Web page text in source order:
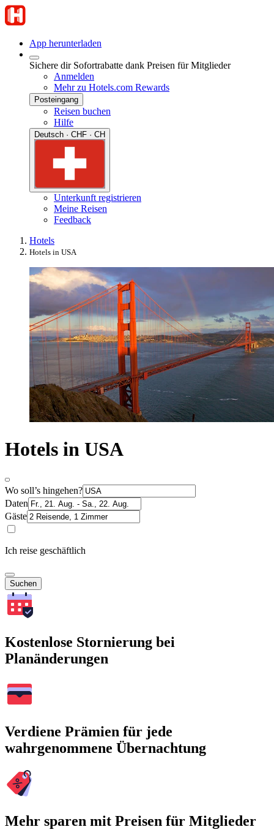
App herunterladen
Sichere dir Sofortrabatte dank Preisen für Mitglieder
Anmelden
Mehr zu Hotels.com Rewards
Posteingang
Reisen buchen
Hilfe
Deutsch · CHF · CH
Unterkunft registrieren
Meine Reisen
Feedback
Hotels
Hotels in USA
Hotels in USA
Wo soll’s hingehen?
Daten
Gäste
Ich reise geschäftlich
Suchen
Kostenlose Stornierung bei
Planänderungen
Verdiene Prämien für jede
wahrgenommene Übernachtung
Mehr sparen mit Preisen für Mitglieder